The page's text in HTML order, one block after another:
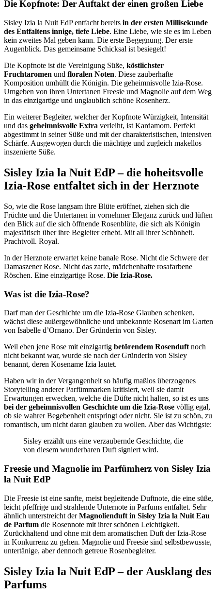
Die Kopfnote: Der Auftakt der einen großen Liebe
Sisley Izia la Nuit EdP entfacht bereits in der ersten Millisekunde
des Entfaltens innige, tiefe Liebe. Eine Liebe, wie sie es im Leben
kein zweites Mal geben kann. Die erste Begegnung. Der erste
Augenblick. Das gemeinsame Schicksal ist besiegelt!
Die Kopfnote ist die Vereinigung Süße, köstlichster
Fruchtaromen und floralen Noten. Diese zauberhafte
Komposition umhüllt die Königin. Die geheimnisvolle Izia-Rose.
Umgeben von ihren Untertanen Freesie und Magnolie auf dem Weg
in das einzigartige und unglaublich schöne Rosenherz.
Ein weiterer Begleiter, welcher der Kopfnote Würzigkeit, Intensität
und das geheimnisvolle Extra verleiht, ist Kardamom. Perfekt
abgestimmt in seiner Süße und mit der charakteristischen, intensiven
Schärfe. Ausgewogen durch die mächtige und zugleich makellos
inszenierte Süße.
Sisley Izia la Nuit EdP – die hoheitsvolle
Izia-Rose entfaltet sich in der Herznote
So, wie die Rose langsam ihre Blüte eröffnet, ziehen sich die
Früchte und die Untertanen in vornehmer Eleganz zurück und lüften
den Blick auf die sich öffnende Rosenblüte, die sich als Königin
majestätisch über ihre Begleiter erhebt. Mit all ihrer Schönheit.
Prachtvoll. Royal.
In der Herznote erwartet keine banale Rose. Nicht die Schwere der
Damaszener Rose. Nicht das zarte, mädchenhafte rosafarbene
Röschen. Eine einzigartige Rose. Die Izia-Rose.
Was ist die Izia-Rose?
Darf man der Geschichte um die Izia-Rose Glauben schenken,
wächst diese außergewöhnliche und unbekannte Rosenart im Garten
von Isabelle d’Ornano. Der Gründerin von Sisley.
Weil eben jene Rose mit einzigartig betörendem Rosenduft noch
nicht bekannt war, wurde sie nach der Gründerin von Sisley
benannt, deren Kosename Izia lautet.
Haben wir in der Vergangenheit so häufig maßlos überzogenes
Storytelling anderer Parfümmarken kritisiert, weil sie damit
Erwartungen erwecken, welche die Düfte nicht halten, so ist es uns
bei der geheimnisvollen Geschichte um die Izia-Rose völlig egal,
ob sie wahrer Begebenheit entspringt oder nicht. Sie ist zu schön, zu
romantisch, um nicht daran glauben zu wollen. Aber das Wichtigste:
Sisley erzählt uns eine verzaubernde Geschichte, die
von diesem wunderbaren Duft signiert wird.
Freesie und Magnolie im Parfümherz von Sisley Izia
la Nuit EdP
Die Freesie ist eine sanfte, meist begleitende Duftnote, die eine süße,
leicht pfeffrige und strahlende Unternote in Parfums entfaltet. Sehr
ähnlich unterstreicht derMagnolienduft in Sisley Izia la Nuit Eau
de Parfum die Rosennote mit ihrer schönen Leichtigkeit.
Zurückhaltend und ohne mit dem aromatischen Duft der Izia-Rose
in Konkurrenz zu gehen. Magnolie und Freesie sind selbstbewusste,
untertänige, aber dennoch getreue Rosenbegleiter.
Sisley Izia la Nuit EdP – der Ausklang des
Parfums